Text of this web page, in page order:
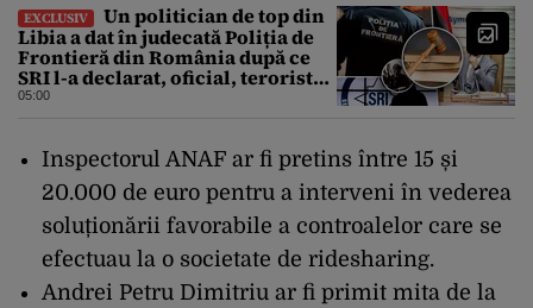
EXCLUSIV
Un politician de top din
Libia a dat în judecată Poliția de
Frontieră din România după ce
SRI l-a declarat, oficial, terorist
ISIS
05:00
Inspectorul ANAF ar fi pretins între 15 și
20.000 de euro pentru a interveni în vederea
soluționării favorabile a controalelor care se
efectuau la o societate de ridesharing.
Andrei Petru Dimitriu ar fi primit mita de la